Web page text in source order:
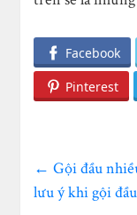
Facebook
Pinterest
← Gội đầu
lưu ý khi gội đầu